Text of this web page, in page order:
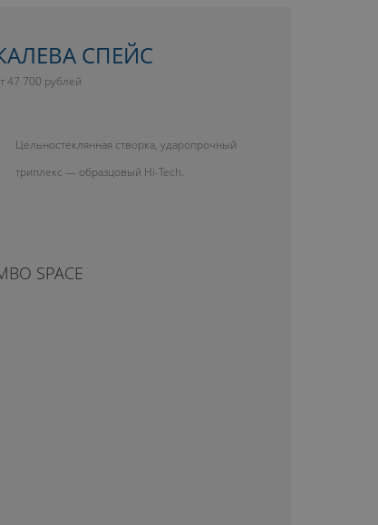
СПЕЙС
47 700 рублей
Цельностеклянная створка, ударопрочный
триплекс — образцовый Hi-Tech.